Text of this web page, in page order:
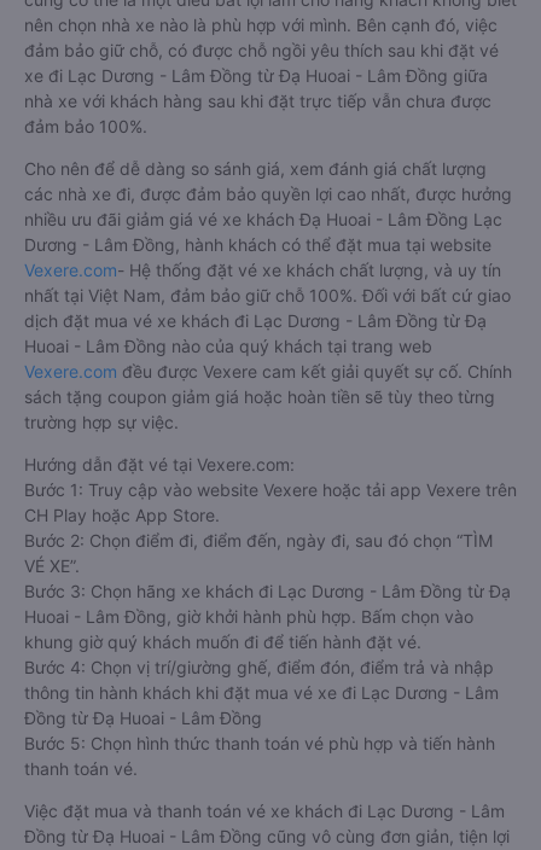
nên chọn nhà xe nào là phù hợp với mình. Bên cạnh đó, việc
đảm bảo giữ chỗ, có được chỗ ngồi yêu thích sau khi đặt vé
xe đi Lạc Dương - Lâm Đồng từ Đạ Huoai - Lâm Đồng giữa
nhà xe với khách hàng sau khi đặt trực tiếp vẫn chưa được
đảm bảo 100%.
Cho nên để dễ dàng so sánh giá, xem đánh giá chất lượng
các nhà xe đi, được đảm bảo quyền lợi cao nhất, được hưởng
nhiều ưu đãi giảm giá vé xe khách Đạ Huoai - Lâm Đồng Lạc
Dương - Lâm Đồng, hành khách có thể đặt mua tại website
Vexere.com- Hệ thống đặt vé xe khách chất lượng, và uy tín
nhất tại Việt Nam, đảm bảo giữ chỗ 100%. Đối với bất cứ giao
dịch đặt mua vé xe khách đi Lạc Dương - Lâm Đồng từ Đạ
Huoai - Lâm Đồng nào của quý khách tại trang web
Vexere.com đều được Vexere cam kết giải quyết sự cố. Chính
sách tặng coupon giảm giá hoặc hoàn tiền sẽ tùy theo từng
trường hợp sự việc.
Hướng dẫn đặt vé tại Vexere.com:
Bước 1: Truy cập vào website Vexere hoặc tải app Vexere trên
CH Play hoặc App Store.
Bước 2: Chọn điểm đi, điểm đến, ngày đi, sau đó chọn “TÌM
VÉ XE”.
Bước 3: Chọn hãng xe khách đi Lạc Dương - Lâm Đồng từ Đạ
Huoai - Lâm Đồng, giờ khởi hành phù hợp. Bấm chọn vào
khung giờ quý khách muốn đi để tiến hành đặt vé.
Bước 4: Chọn vị trí/giường ghế, điểm đón, điểm trả và nhập
thông tin hành khách khi đặt mua vé xe đi Lạc Dương - Lâm
Đồng từ Đạ Huoai - Lâm Đồng
Bước 5: Chọn hình thức thanh toán vé phù hợp và tiến hành
thanh toán vé.
Việc đặt mua và thanh toán vé xe khách đi Lạc Dương - Lâm
Đồng từ Đạ Huoai - Lâm Đồng cũng vô cùng đơn giản, tiện lợi